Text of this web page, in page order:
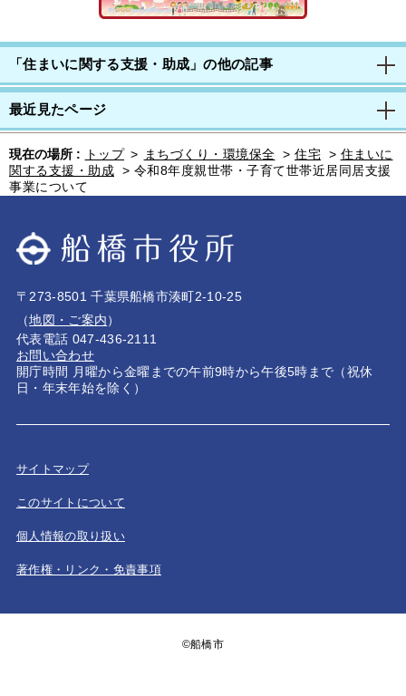
「住まいに関する支援・助成」の他の記事
最近見たページ
現在の場所 : トップ > まちづくり・環境保全 > 住宅 > 住まいに
関する支援・助成 > 令和8年度親世帯・子育て世帯近居同居支援
事業について
〒273-8501 千葉県船橋市湊町2-10-25
（地図・ご案内）
代表電話 047-436-2111
お問い合わせ
開庁時間 月曜から金曜までの午前9時から午後5時まで（祝休
日・年末年始を除く）
サイトマップ
このサイトについて
個人情報の取り扱い
著作権・リンク・免責事項
©船橋市